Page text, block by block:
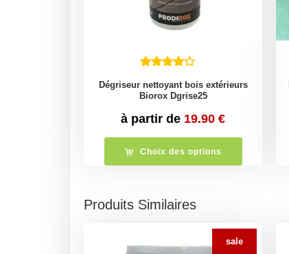
Dégriseur nettoyant bois extérieurs
Biorox Dgrise25
à partir de 19.90 €
Choix des options
Produits Similaires
sale